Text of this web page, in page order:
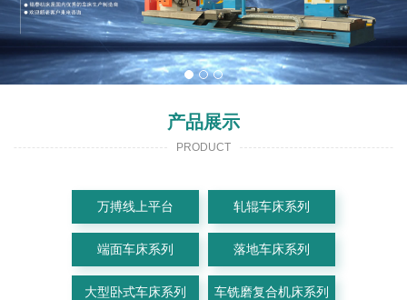
产品展示
PRODUCT
万搏线上平台 轧辊车床系列
端面车床系列 落地车床系列
大型卧式车床系列 车铣磨复合机床系列